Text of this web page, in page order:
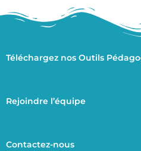
Téléchargez nos Outils
Rejoindre l’équipe
Contactez-nous